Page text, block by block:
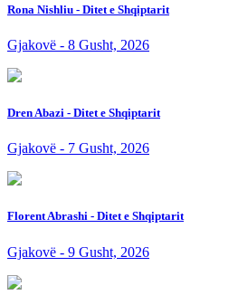
Rona Nishliu - Ditet e Shqiptarit
Gjakovë - 8 Gusht, 2026
Dren Abazi - Ditet e Shqiptarit
Gjakovë - 7 Gusht, 2026
Florent Abrashi - Ditet e Shqiptarit
Gjakovë - 9 Gusht, 2026